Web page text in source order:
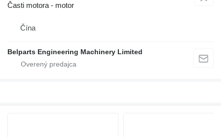
Časti motora - motor
Čína
Belparts Engineering Machinery Limited